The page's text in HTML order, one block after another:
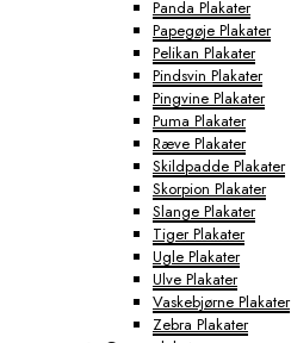
Panda Plakater
Papegøje Plakater
Pelikan Plakater
Pindsvin Plakater
Pingvine Plakater
Puma Plakater
Ræve Plakater
Skildpadde Plakater
Skorpion Plakater
Slange Plakater
Tiger Plakater
Ugle Plakater
Ulve Plakater
Vaskebjørne Plakater
Zebra Plakater